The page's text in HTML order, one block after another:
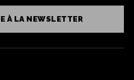
À LA NEWSLETTER